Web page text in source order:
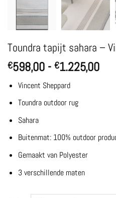
Toundra tapijt sahara –
€598,00 - €1.225,00
Vincent Sheppard
Toundra outdoor rug
Sahara
Buitenmat: 100% outdoor
Gemaakt van Polyester
3 verschillende maten